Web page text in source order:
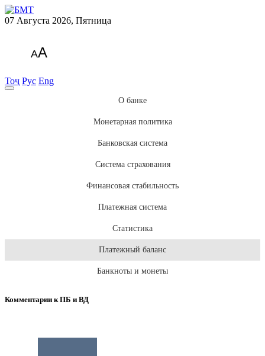
07 Августа 2026, Пятница
AA
Тоҷ Рус Eng
О банке
Монетарная политика
Банковская система
Система страхования
Финансовая стабильность
Платежная система
Статистика
Платежный баланс
Банкноты и монеты
Комментарии к ПБ и ВД